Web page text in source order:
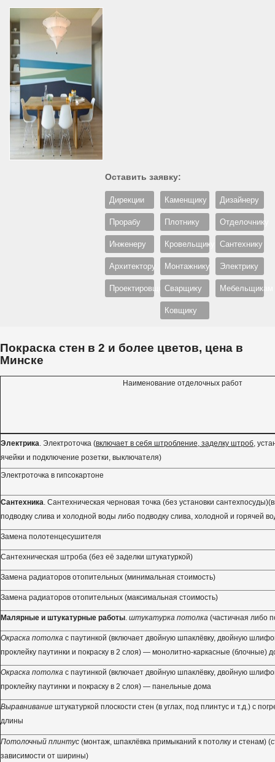
Оставить заявку:
Дирекции
Прорабу
Инженеру
Архитектору
Проектировщику
Каменщику
Плотнику
Кровельщику
Монтажнику
Сварщику
Ковщику
Дизайнеру
Отделочнику
Сантехнику
Электрику
Мебельщикам
Покраска стен в 2 и более цветов, цена в
Минске
Наименование отделочных работ
Электрика . Электроточка (включает в себя штробление, заделку штроб ,
ячейки и подключение розетки, выключателя)
Электроточка в гипсокартоне
Сантехника . Сантехническая черновая точка (без установки
подводку слива и холодной воды либо подводку слива, холодной и горячей
Замена полотенцесушителя
Сантехническая штроба (без её заделки штукатуркой)
Замена радиаторов отопительных (минимальная стоимость)
Замена радиаторов отопительных (максимальная стоимость)
Малярные и штукатурные работы штукатурка потолка (частичная либо
Окраска потолка с паутинкой (включает двойную шпаклёвку, двойную
проклейку паутинки и покраску в 2 слоя) — монолитно-каркасные (блочные)
Окраска потолка с паутинкой (включает двойную шпаклёвку, двойную
проклейку паутинки и покраску в 2 слоя) — панельные дома
Выравнивание штукатуркой плоскости стен (в углах, под плинтус и т.д.) с
длины
Потолочный плинтус (монтаж, шпаклёвка примыканий к потолку и стенам)
зависимости от ширины)